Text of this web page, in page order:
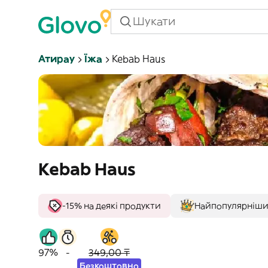
Атирау Їжа Kebab Haus
Kebab Haus
-15% на деякі продукти
97% - 349,00 ₸
Безкоштовно